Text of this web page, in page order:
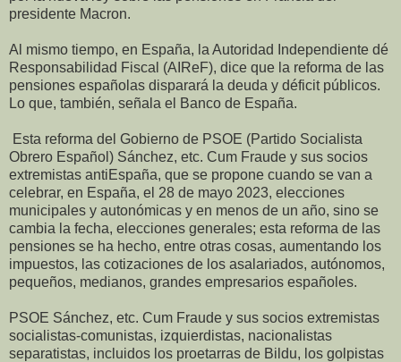
presidente Macron.
Al mismo tiempo, en España, la Autoridad Independiente dé
Responsabilidad Fiscal (AIReF), dice que la reforma de las
pensiones españolas disparará la deuda y déficit públicos.
Lo que, también, señala el Banco de España.
Esta reforma del Gobierno de PSOE (Partido Socialista
Obrero Español) Sánchez, etc. Cum Fraude y sus socios
extremistas antiEspaña, que se propone cuando se van a
celebrar, en España, el 28 de mayo 2023, elecciones
municipales y autonómicas y en menos de un año, sino se
cambia la fecha, elecciones generales; esta reforma de las
pensiones se ha hecho, entre otras cosas, aumentando los
impuestos, las cotizaciones de los asalariados, autónomos,
pequeños, medianos, grandes empresarios españoles.
PSOE Sánchez, etc. Cum Fraude y sus socios extremistas
socialistas-comunistas, izquierdistas, nacionalistas
separatistas, incluidos los proetarras de Bildu, los golpistas